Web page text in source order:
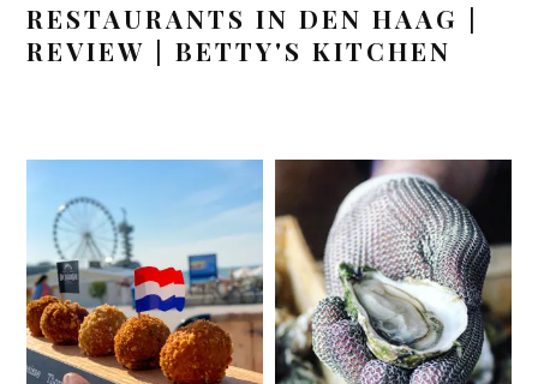
RESTAURANTS IN DEN HAAG |
REVIEW | BETTY'S KITCHEN